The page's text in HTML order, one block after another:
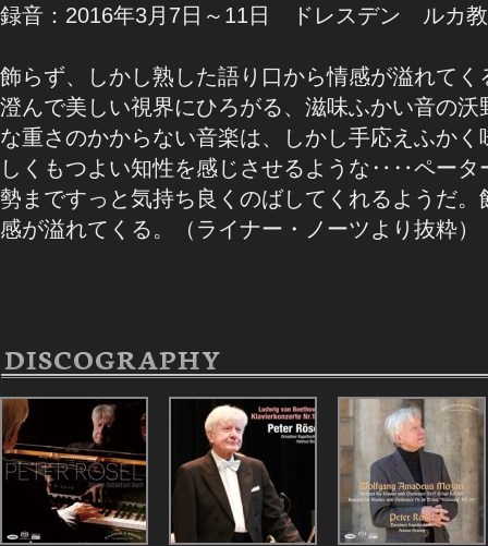
録音：2016年3月7日～11日 ドレスデン ルカ
飾らず、しかし熟した語り口から情感が溢
澄んで美しい視界にひろがる、滋味ふかい音の
な重さのかからない音楽は、しかし手応えふか
しくもつよい知性を感じさせるような‥‥ペータ
勢まですっと気持ち良くのばしてくれるようだ
感が溢れてくる。（ライナー・ノーツより抜粋）
DISCOGRAPHY